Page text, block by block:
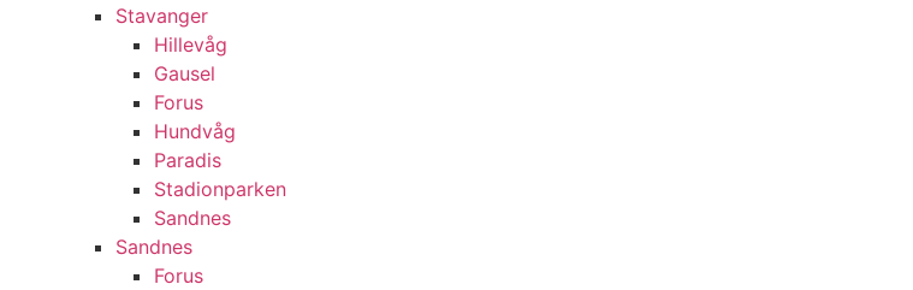
Stavanger
Hillevåg
Gausel
Forus
Hundvåg
Paradis
Stadionparken
Sandnes
Sandnes
Forus